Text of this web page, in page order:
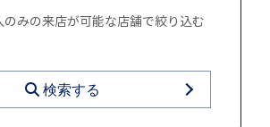
のみの来店が可能な店舗で絞り込む
検索する